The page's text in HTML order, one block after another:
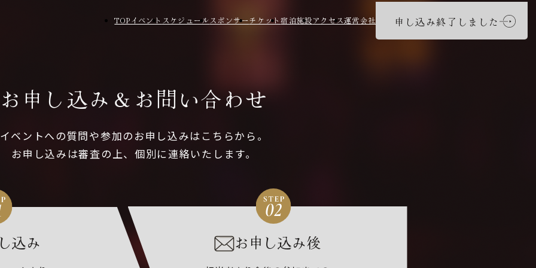
TOPイベント スケジュールスポンサーチケット宿泊施設アクセス運営会社 申し込み終了しました
お申し込み＆お問い合わせ
イベントへの質問や参加のお申し込みはこちらから。
お申し込みは審査の上、個別に連絡いたします。
込み お申し込み後